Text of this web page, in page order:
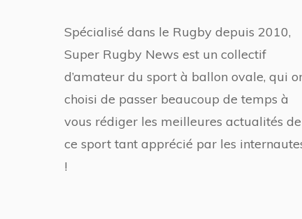
Spécialisé dans le Rugby depuis 2010,
Super Rugby News est un collectif
d’amateur du sport à ballon ovale, qui
choisi de passer beaucoup de temps à
vous rédiger les meilleures actualités de
ce sport tant apprécié par les
!